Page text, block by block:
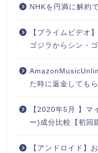
NHKを円満に解約
【プライムビデオ
ゴジラからシン・
た時に返金しても
【2020年5月 】マ
ー)成分比較【初回
【アンドロイド】